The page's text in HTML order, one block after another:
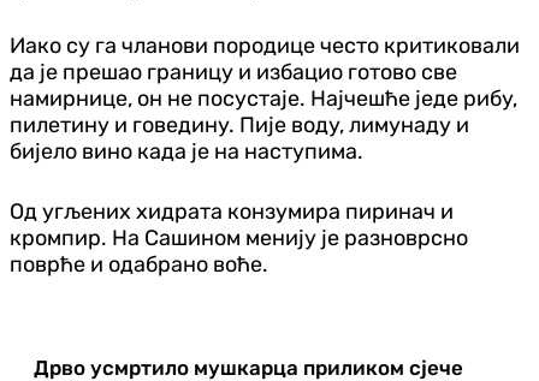
Иако су га чланови породице често критиковали
да је прешао границу и избацио готово све
намирнице, он не посустаје. Најчешће једе рибу,
пилетину и говедину. Пије воду, лимунаду и
бијело вино када је на наступима.
Од угљених хидрата конзумира пиринач и
кромпир. На Сашином менију је разноврсно
поврће и одабрано воће.
Дрво усмртило мушкарца приликом сјече